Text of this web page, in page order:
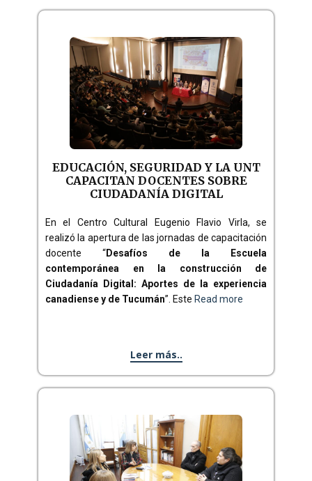
EDUCACIÓN, SEGURIDAD Y LA UNT
CAPACITAN DOCENTES SOBRE
CIUDADANÍA DIGITAL
En el Centro Cultural Eugenio Flavio Virla, se
realizó la apertura de las jornadas de capacitación
docente “Desafíos de la Escuela
contemporánea en la construcción de
Ciudadanía Digital: Aportes de la experiencia
canadiense y de Tucumán”. Este Read more
Leer más..